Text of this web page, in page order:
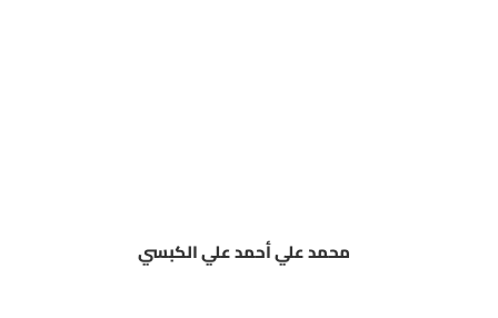
محمد علي أحمد علي الكبسي